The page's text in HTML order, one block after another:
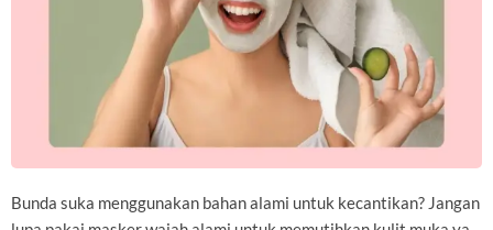
Bunda suka menggunakan bahan alami untuk kecantikan? Jangan